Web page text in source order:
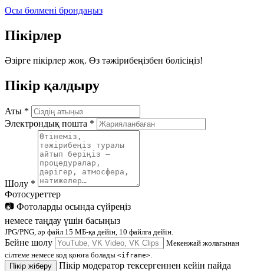
Осы бөлмені брондаңыз
Пікірлер
Әзірге пікірлер жоқ. Өз тәжірибеңізбен бөлісіңіз!
Пікір қалдыру
Аты *
Электрондық пошта *
Шолу *
Фотосуреттер
📷 Фотоларды осында сүйреңіз
немесе таңдау үшін басыңыз
JPG/PNG, әр файл 15 МБ-қа дейін, 10 файлға дейін.
Бейне шолу
Мекенжай жолағынан
сілтеме немесе код қоюға болады <iframe>
Пікір жіберу
Пікір модератор тексергеннен кейін пайда